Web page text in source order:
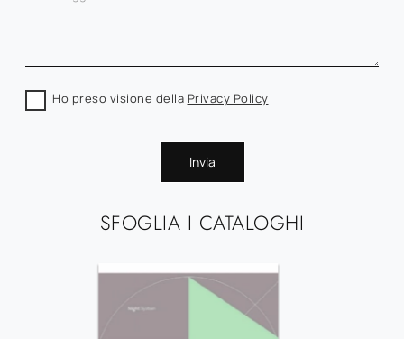
SFOGLIA I CATALOGHI
Ho preso visione della Privacy Policy
Invia